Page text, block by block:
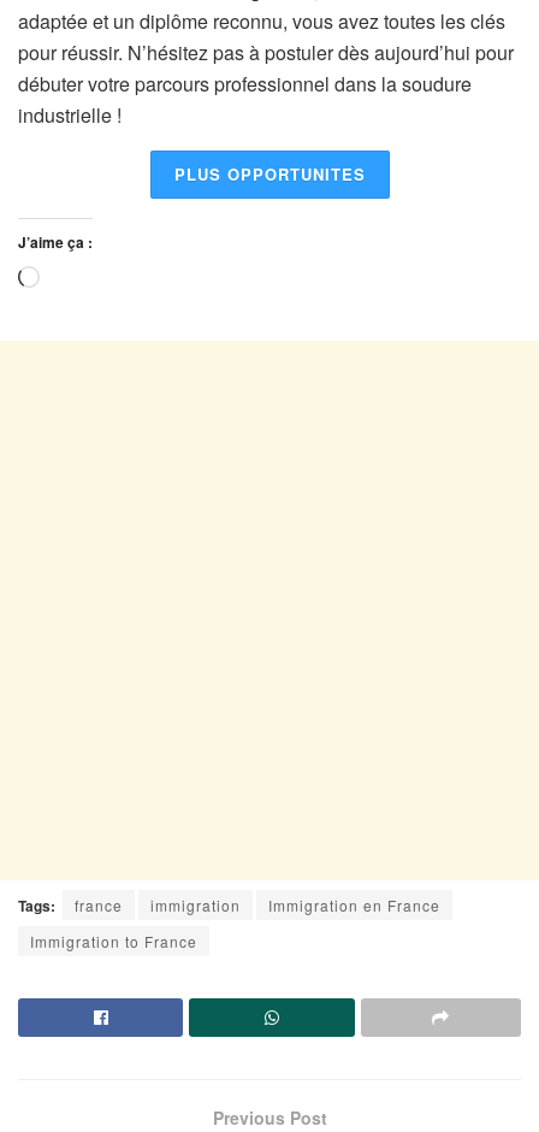
adaptée et un diplôme reconnu, vous avez toutes les clés
pour réussir. N’hésitez pas à postuler dès aujourd’hui pour
débuter votre parcours professionnel dans la soudure
industrielle !
PLUS OPPORTUNITES
J’aime ça :
Tags: france immigration
Immigration en France
Immigration to France
Previous Post